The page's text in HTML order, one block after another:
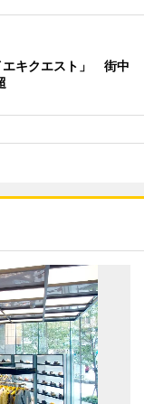
エキクエスト」 街中